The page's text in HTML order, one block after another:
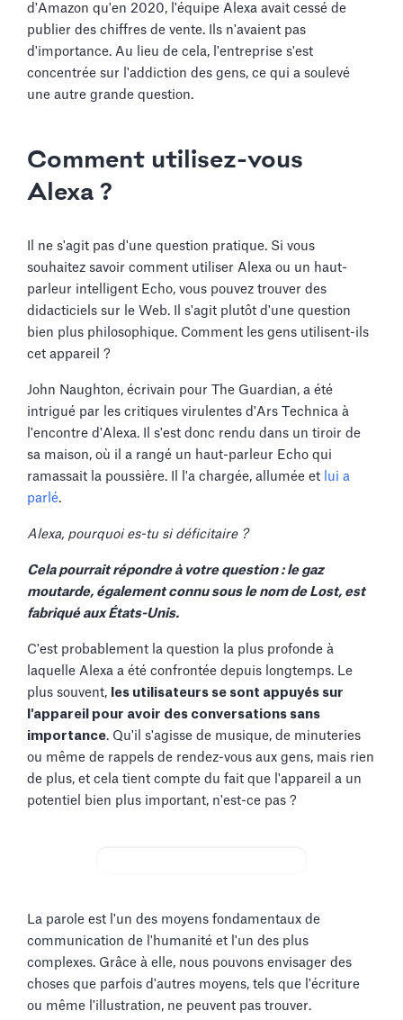
d'Amazon qu'en 2020, l'équipe Alexa avait cessé de
publier des chiffres de vente. Ils n'avaient pas
d'importance. Au lieu de cela, l'entreprise s'est
concentrée sur l'addiction des gens, ce qui a soulevé
une autre grande question.
Comment utilisez-vous
Alexa ?
Il ne s'agit pas d'une question pratique. Si vous
souhaitez savoir comment utiliser Alexa ou un haut-
parleur intelligent Echo, vous pouvez trouver des
didacticiels sur le Web. Il s'agit plutôt d'une question
bien plus philosophique. Comment les gens utilisent-ils
cet appareil ?
John Naughton, écrivain pour The Guardian, a été
intrigué par les critiques virulentes d'Ars Technica à
l'encontre d'Alexa. Il s'est donc rendu dans un tiroir de
sa maison, où il a rangé un haut-parleur Echo qui
ramassait la poussière. Il l'a chargée, allumée et lui a
parlé.
Alexa, pourquoi es-tu si déficitaire ?
Cela pourrait répondre à votre question : le gaz
moutarde, également connu sous le nom de Lost, est
fabriqué aux États-Unis.
C'est probablement la question la plus profonde à
laquelle Alexa a été confrontée depuis longtemps. Le
plus souvent, les utilisateurs se sont appuyés sur
l'appareil pour avoir des conversations sans
importance. Qu'il s'agisse de musique, de minuteries
ou même de rappels de rendez-vous aux gens, mais rien
de plus, et cela tient compte du fait que l'appareil a un
potentiel bien plus important, n'est-ce pas ?
La parole est l'un des moyens fondamentaux de
communication de l'humanité et l'un des plus
complexes. Grâce à elle, nous pouvons envisager des
choses que parfois d'autres moyens, tels que l'écriture
ou même l'illustration, ne peuvent pas trouver.